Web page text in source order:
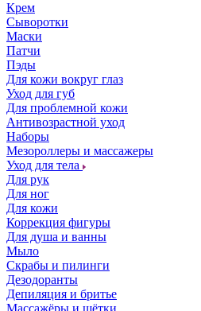
Крем
Сыворотки
Маски
Патчи
Пэды
Для кожи вокруг глаз
Уход для губ
Для проблемной кожи
Антивозрастной уход
Наборы
Мезороллеры и массажеры
Уход для тела
Для рук
Для ног
Для кожи
Коррекция фигуры
Для душа и ванны
Мыло
Скрабы и пилинги
Дезодоранты
Депиляция и бритье